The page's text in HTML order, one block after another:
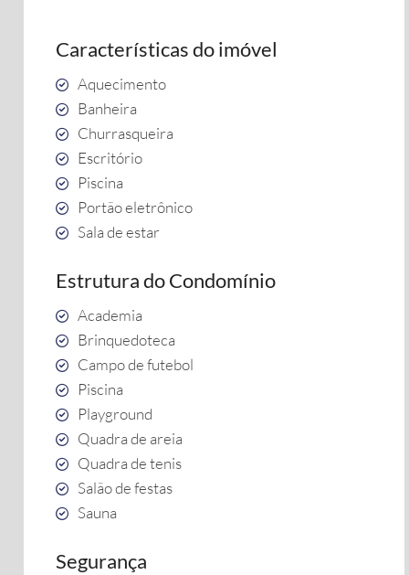
Características do imóvel
Aquecimento
Banheira
Churrasqueira
Escritório
Piscina
Portão eletrônico
Sala de estar
Estrutura do Condomínio
Academia
Brinquedoteca
Campo de futebol
Piscina
Playground
Quadra de areia
Quadra de tenis
Salão de festas
Sauna
Segurança